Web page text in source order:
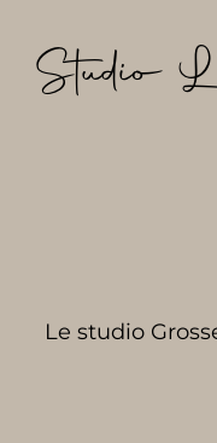
contenu
Studio
Le studio